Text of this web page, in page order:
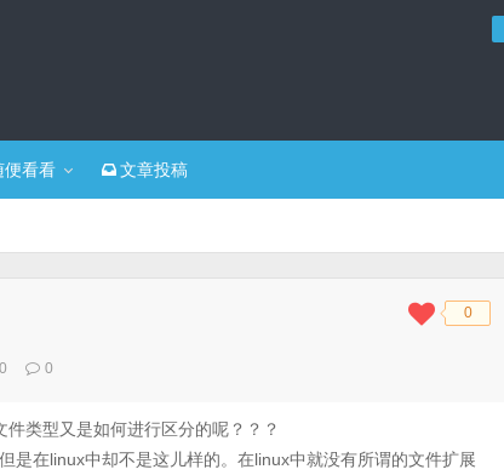
便看看 文章投稿
◆◆ 0
0
类型又是如何进行区分的呢？？？
是在linux中却不是这儿样的。在linux中就没有所谓的文件扩展